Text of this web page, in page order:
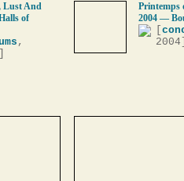
Lust And
of
,
Printemps
2004 —
2004]